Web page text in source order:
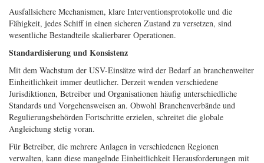
Ausfallsichere Mechanismen, klare Interventionsprotokolle und die
Fähigkeit, jedes Schiff in einen sicheren Zustand zu versetzen, sind
wesentliche Bestandteile skalierbarer Operationen.
Standardisierung und Konsistenz
Mit dem Wachstum der USV-Einsätze wird der Bedarf an branchenweiter
Einheitlichkeit immer deutlicher. Derzeit wenden verschiedene
Jurisdiktionen, Betreiber und Organisationen häufig unterschiedliche
Standards und Vorgehensweisen an. Obwohl Branchenverbände und
Regulierungsbehörden Fortschritte erzielen, schreitet die globale
Angleichung stetig voran.
Für Betreiber, die mehrere Anlagen in verschiedenen Regionen
verwalten, kann diese mangelnde Einheitlichkeit Herausforderungen mit